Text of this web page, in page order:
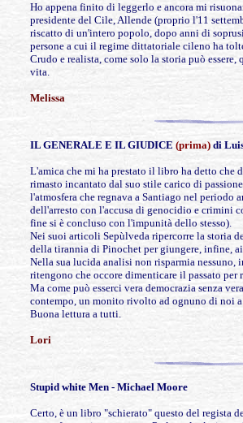
Ho appena finito di leggerlo e ancora mi
presidente del Cile, Allende (proprio l'11
riscatto di un'intero popolo, dopo anni di
persone a cui il regime dittatoriale cileno ha
Crudo e realista, come solo la storia può
vita.
Melissa
IL GENERALE E IL GIUDICE (prima) di
L'amica che mi ha prestato il libro ha detto che
rimasto incantato dal suo stile carico di
l'atmosfera che regnava a Santiago nel periodo
dell'arresto con l'accusa di genocidio e crimini
fine si è concluso con l'impunità dello stesso).
Nei suoi articoli Sepùlveda ripercorre la storia
della tirannia di Pinochet per giungere, infine,
Nella sua lucida analisi non risparmia
ritengono che occore dimenticare il passato
Ma come può esserci vera democrazia senza
contempo, un monito rivolto ad ognuno di noi
Buona lettura a tutti.
Lori
Stupid white Men - Michael Moore
Certo, è un libro "schierato" questo del regista